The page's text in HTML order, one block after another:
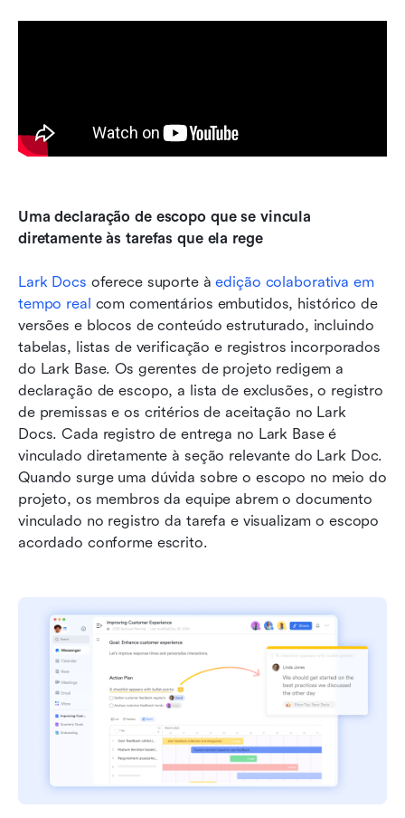
Uma declaração de escopo que se vincula
diretamente às tarefas que ela rege
Lark Docs oferece suporte à edição colaborativa em
tempo real com comentários embutidos, histórico de
versões e blocos de conteúdo estruturado, incluindo
tabelas, listas de verificação e registros incorporados
do Lark Base. Os gerentes de projeto redigem a
declaração de escopo, a lista de exclusões, o registro
de premissas e os critérios de aceitação no Lark
Docs. Cada registro de entrega no Lark Base é
vinculado diretamente à seção relevante do Lark Doc.
Quando surge uma dúvida sobre o escopo no meio do
projeto, os membros da equipe abrem o documento
vinculado no registro da tarefa e visualizam o escopo
acordado conforme escrito.